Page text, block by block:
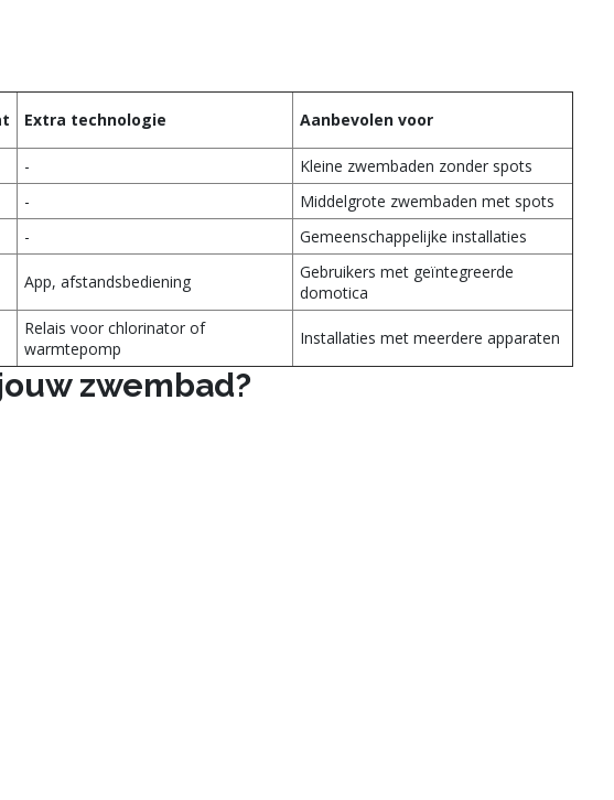
Extra technologie Aanbevolen voor
-
Kleine zwembaden zonder spots
-
Middelgrote zwembaden met spots
- Gemeenschappelijke installaties
App, afstandsbediening
Gebruikers met geïntegreerde
domotica
Relais voor chlorinator of
warmtepomp
Installaties met meerdere apparaten
zwembad?